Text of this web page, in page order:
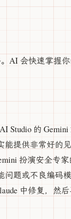
AI 会快速掌握
的 Gemini
提供非常好的
扮演安全专
题或不良编码
中修复，然